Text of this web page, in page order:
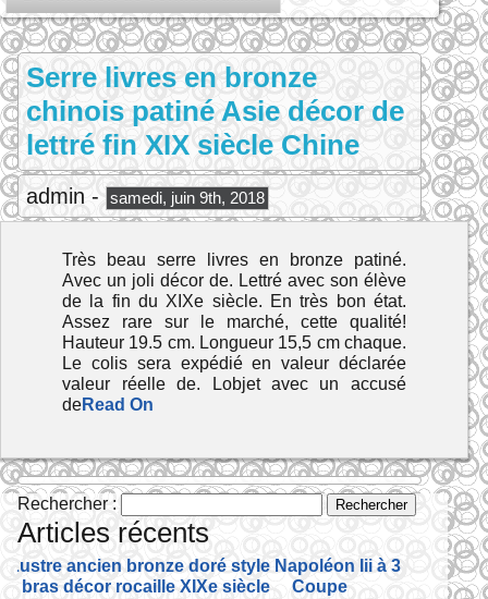
Serre livres en bronze
chinois patiné Asie décor de
lettré fin XIX siècle Chine
admin - samedi, juin 9th, 2018
Très beau serre livres en bronze patiné.
Avec un joli décor de. Lettré avec son élève
de la fin du XIXe siècle. En très bon état.
Assez rare sur le marché, cette qualité!
Hauteur 19.5 cm. Longueur 15,5 cm chaque.
Le colis sera expédié en valeur déclarée
valeur réelle de. Lobjet avec un accusé
deRead On
Rechercher :
Articles récents
Lustre ancien bronze doré style Napoléon Iii à 3
bras décor rocaille XIXe siècle
Coupe